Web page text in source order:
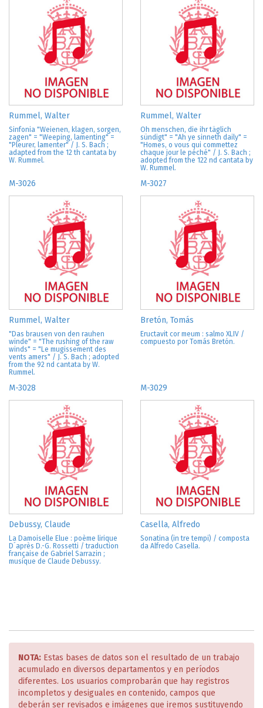
Rummel, Walter
Sinfonia "Weienen, klagen, sorgen,
zagen" = "Weeping, lamenting" =
"Pleurer, lamenter" / J. S. Bach ;
adapted from the 12 th cantata by
W. Rummel.
Rummel, Walter
Oh menschen, die ihr täglich
sündigt" = "Ah ye sinneth daily" =
"Homes, o vous qui commettez
chaque jour le péché" / J. S. Bach ;
adopted from the 122 nd cantata by
W. Rummel.
M-3026
Rummel, Walter
"Das brausen von den rauhen
winde" = "The rushing of the raw
winds" = "Le mugissement des
vents amers" / J. S. Bach ; adopted
from the 92 nd cantata by W.
Rummel.
M-3027
Bretón, Tomás
Eructavit cor meum : salmo XLIV /
compuesto por Tomás Bretón.
M-3028
Debussy, Claude
La Damoiselle Elue : poème lirique
D´après D.-G. Rossetti / traduction
française de Gabriel Sarrazin ;
musique de Claude Debussy.
M-3029
Casella, Alfredo
Sonatina (in tre tempi) / composta
da Alfredo Casella.
NOTA: Estas bases de datos son el resultado de un trabajo
acumulado en diversos departamentos y en períodos
diferentes. Los usuarios comprobarán que hay registros
incompletos y desiguales en contenido, campos que
deberán ser revisados e imágenes que iremos sustituyendo